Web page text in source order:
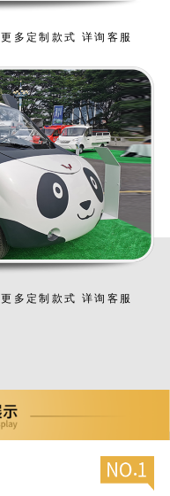
更多定制款式 详询客服
更多定制款式 详询客服